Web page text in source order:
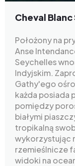
Cheval
Położony na
Anse
Seychelles
Indyjskim.
Gathy'ego
każda posiada
pomiędzy
białymi
tropikalną
wykorzystując
rzemieślnicze
widoki na